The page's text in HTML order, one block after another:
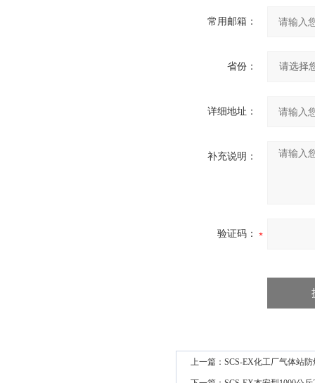
常用邮箱：
省份：
详细地址：
补充说明：
验证码：
上一篇： SCS-EX化工厂气体站